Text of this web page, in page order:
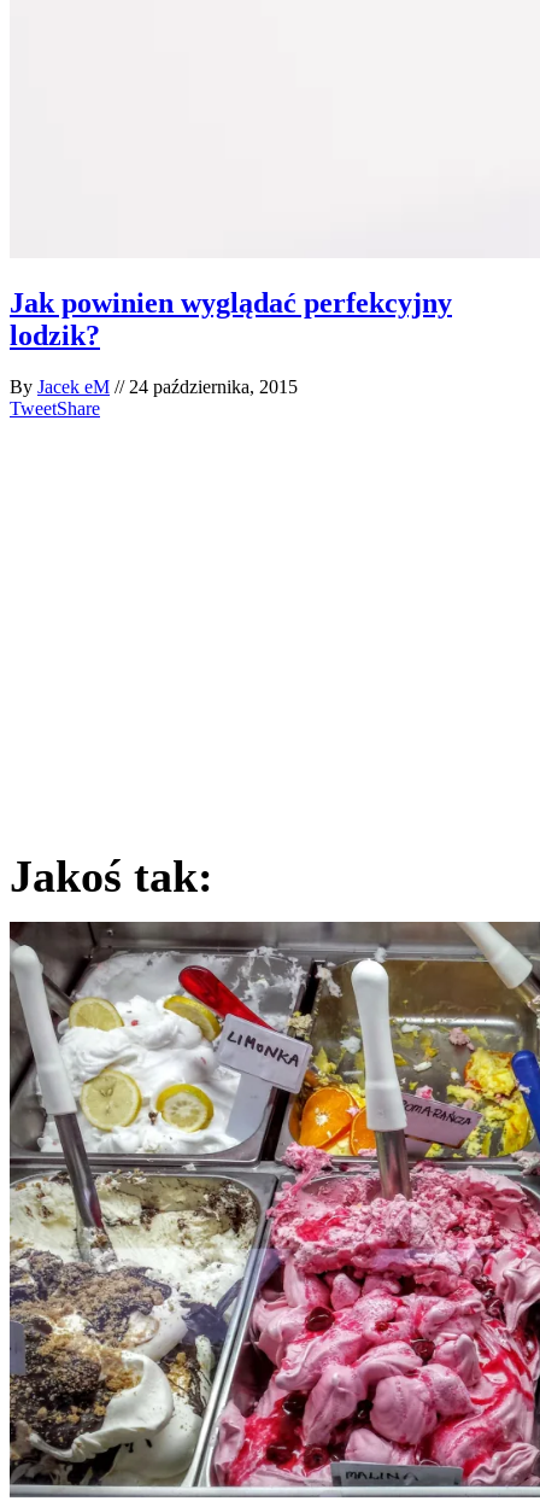
Jak powinien wyglądać perfekcyjny
lodzik?
By Jacek eM // 24 października, 2015
TweetShare
Jakoś tak: